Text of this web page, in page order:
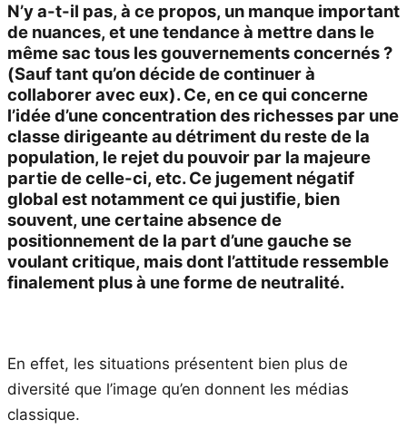
N’y a-t-il pas, à ce propos, un manque important
de nuances, et une tendance à mettre dans le
même sac tous les gouvernements concernés ?
(Sauf tant qu’on décide de continuer à
collaborer avec eux). Ce, en ce qui concerne
l’idée d’une concentration des richesses par une
classe dirigeante au détriment du reste de la
population, le rejet du pouvoir par la majeure
partie de celle-ci, etc. Ce jugement négatif
global est notamment ce qui justifie, bien
souvent, une certaine absence de
positionnement de la part d’une gauche se
voulant critique, mais dont l’attitude ressemble
finalement plus à une forme de neutralité.
En effet, les situations présentent bien plus de
diversité que l’image qu’en donnent les médias
classique.